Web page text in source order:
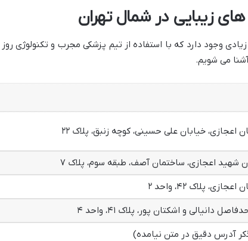
وجود دارد که با استفاده از تیم پزشکی مجرب و تکنولوژی
اعجازی، خیابان علی حسینی، کوچه زنبق، پلاک ۲۲
شهید اعجازی، ساختمان آصف، طبقه سوم، پلاک ۷
پلاک ۴۲، واحد ۲
دانیالی و اشکتان پور، پلاک ۴۱، واحد ۴
آدرس دقیق در متن نیامده)